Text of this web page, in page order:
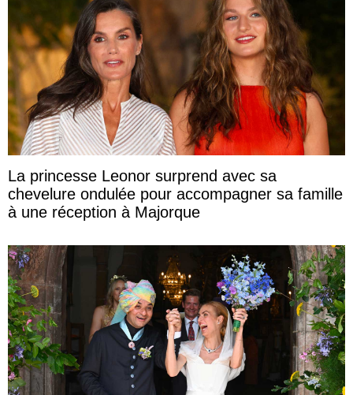
La princesse Leonor surprend avec sa
chevelure ondulée pour accompagner sa famille
à une réception à Majorque